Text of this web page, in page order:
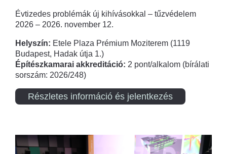
Évtizedes problémák új kihívásokkal – tűzvédelem
2026 – 2026. november 12.
Helyszín: Etele Plaza Prémium Moziterem (1119
Budapest, Hadak útja 1.)
Építészkamarai akkreditáció: 2 pont/alkalom (bírálati
sorszám: 2026/248)
Részletes információ és jelentkezés